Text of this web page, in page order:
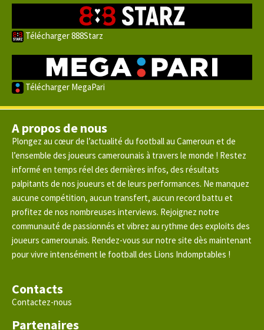
Télécharger 888Starz
Télécharger MegaPari
A propos de nous
Plongez au cœur de l’actualité du football au Cameroun et de
l’ensemble des joueurs camerounais à travers le monde ! Restez
informé en temps réel des dernières infos, des résultats
palpitants de nos joueurs et de leurs performances. Ne manquez
aucune compétition, aucun transfert, aucun record battu et
profitez de nos nombreuses interviews. Rejoignez notre
communauté de passionnés et vibrez au rythme des exploits des
joueurs camerounais. Rendez-vous sur notre site dès maintenant
pour vivre intensément le football des Lions Indomptables !
Contacts
Contactez-nous
Partenaires